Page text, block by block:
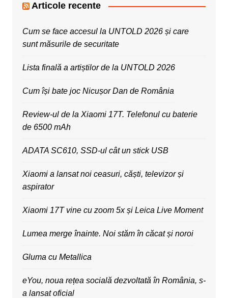
Articole recente
Cum se face accesul la UNTOLD 2026 și care
sunt măsurile de securitate
Lista finală a artiștilor de la UNTOLD 2026
Cum își bate joc Nicușor Dan de România
Review-ul de la Xiaomi 17T. Telefonul cu baterie
de 6500 mAh
ADATA SC610, SSD-ul cât un stick USB
Xiaomi a lansat noi ceasuri, căști, televizor și
aspirator
Xiaomi 17T vine cu zoom 5x și Leica Live Moment
Lumea merge înainte. Noi stăm în căcat și noroi
Gluma cu Metallica
eYou, noua rețea socială dezvoltată în România, s-
a lansat oficial